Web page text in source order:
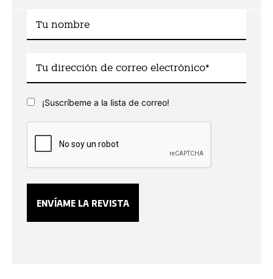
¡Suscríbeme a la lista de correo!